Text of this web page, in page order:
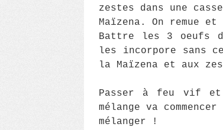
zestes dans une
Maïzena. On remue
Battre les 3 oeufs
les incorpore sans
la Maïzena et aux
Passer à feu vif et
mélange va
mélanger !